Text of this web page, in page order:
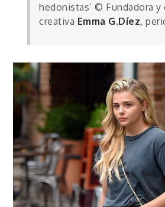
hedonistas’ © Fundadora y
creativa Emma G.Díez,